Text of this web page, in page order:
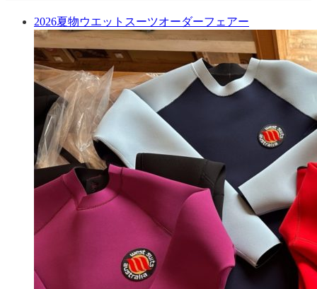
2026夏物ウエットスーツオーダーフェアー